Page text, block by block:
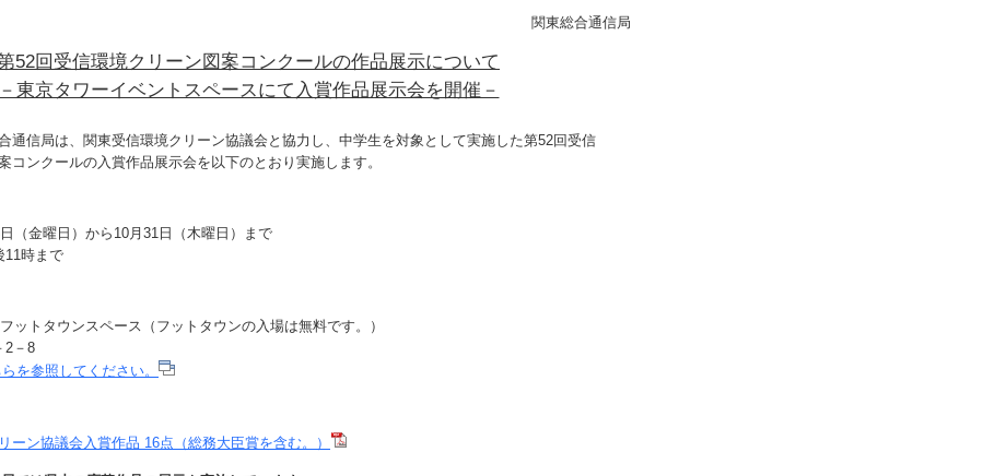
関東総合通信局
52回受信環境クリーン図案コンクールの作品展示について
－東京タワーイベントスペースにて入賞作品展示会を開催－
通信局は、関東受信環境クリーン協議会と協力し、中学生を対象として実施した第52回受信
コンクールの入賞作品展示会を以下のとおり実施します。
（金曜日）から10月31日（木曜日）まで
11時まで
ットタウンスペース（フットタウンの入場は無料です。）
2－8
を参照してください。
ーン協議会入賞作品 16点（総務大臣賞を含む。）